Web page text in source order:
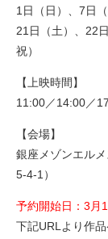
1日（日）、7日
21日（土）、22
祝）
【上映時間】
11:00／14:00／
【会場】
銀座メゾンエル
5‐4‐1）
予約開始日：3月
下記URLより作